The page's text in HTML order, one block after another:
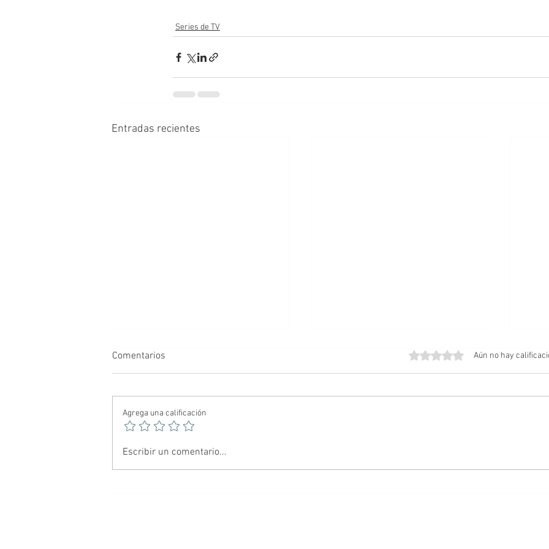
Series de TV
Entradas recientes
🕷️ Spider-Noir: El Hombre
Araña más oscuro del
Comentarios Obtuvo 0 de 5 estrellas.
Aún no hay
Agrega una calificación
Escribir un comentario...